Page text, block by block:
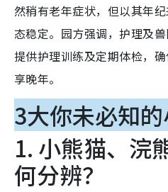
然稍有老年症状，但以其年
态稳定。园方强调，护理及
提供护理训练及定期体检，
享晚年。
3大你未必知
1. 小熊猫、浣
何分辨？